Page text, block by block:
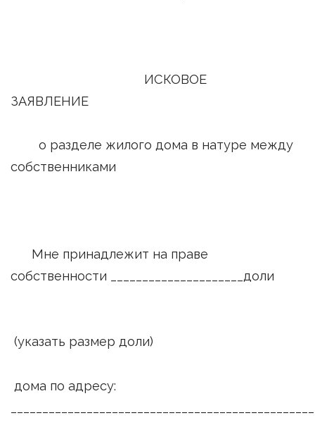
ИСКОВОЕ
ЗАЯВЛЕНИЕ
о разделе жилого дома в натуре между
собственниками
Мне принадлежит на праве
собственности _____________________доли
(указать размер доли)
дома по адресу: